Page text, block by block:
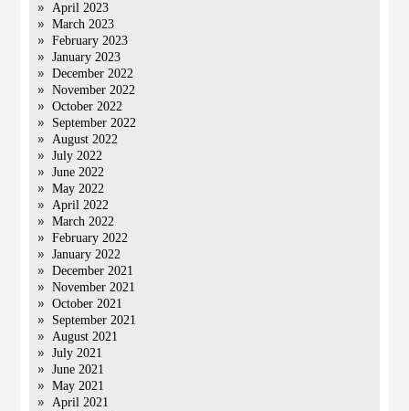
April 2023
March 2023
February 2023
January 2023
December 2022
November 2022
October 2022
September 2022
August 2022
July 2022
June 2022
May 2022
April 2022
March 2022
February 2022
January 2022
December 2021
November 2021
October 2021
September 2021
August 2021
July 2021
June 2021
May 2021
April 2021